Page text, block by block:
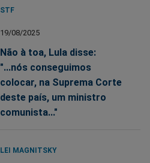
STF
19/08/2025
Não à toa, Lula disse:
"...nós conseguimos
colocar, na Suprema Corte
deste país, um ministro
comunista..."
LEI MAGNITSKY